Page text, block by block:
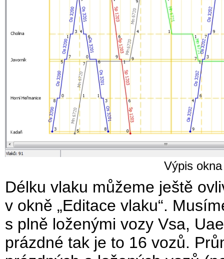
Výpis
Délku vlaku můžeme ještě
v okně „Editace vlaku“.
s plně loženými vozy Vsa,
prázdné tak je to 16 vozů.